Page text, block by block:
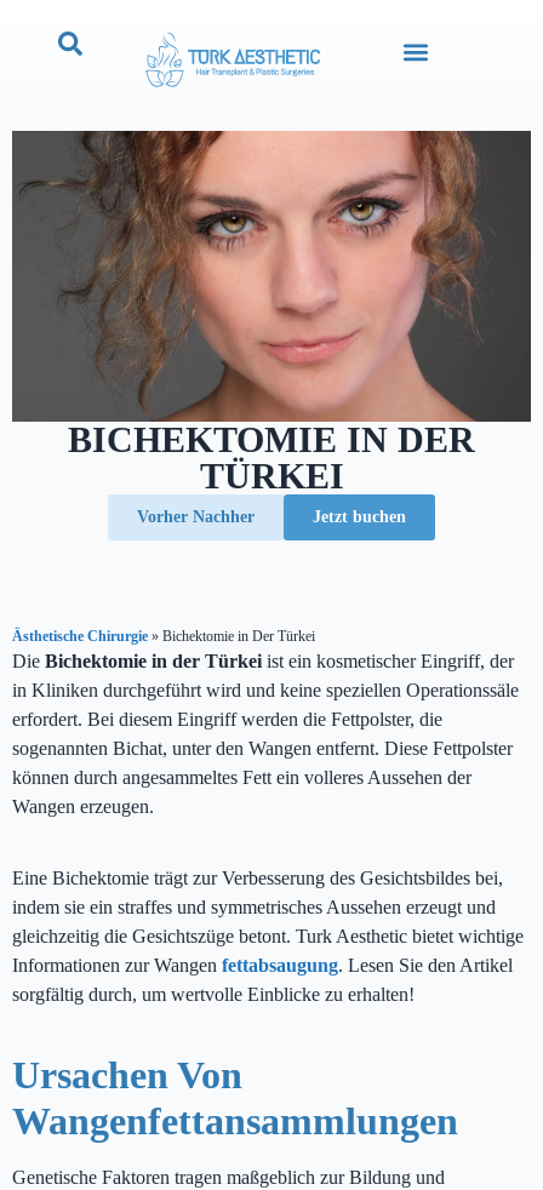
BICHEKTOMIE IN DER
TÜRKEI
Vorher Nachher Jetzt buchen
Ästhetische Chirurgie » Bichektomie in Der Türkei
Die Bichektomie in der Türkei ist ein kosmetischer Eingriff, der
in Kliniken durchgeführt wird und keine speziellen Operationssäle
erfordert. Bei diesem Eingriff werden die Fettpolster, die
sogenannten Bichat, unter den Wangen entfernt. Diese Fettpolster
können durch angesammeltes Fett ein volleres Aussehen der
Wangen erzeugen.
Eine Bichektomie trägt zur Verbesserung des Gesichtsbildes bei,
indem sie ein straffes und symmetrisches Aussehen erzeugt und
gleichzeitig die Gesichtszüge betont. Turk Aesthetic bietet wichtige
Informationen zur Wangen fettabsaugung. Lesen Sie den Artikel
sorgfältig durch, um wertvolle Einblicke zu erhalten!
Ursachen Von
Wangenfettansammlungen
Genetische Faktoren tragen maßgeblich zur Bildung und